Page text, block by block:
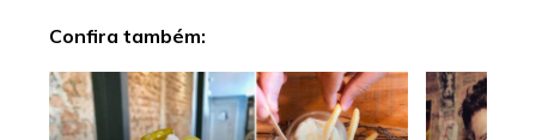
Confira também: